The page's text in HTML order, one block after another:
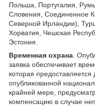
Польша, Португалия,
Словения, Соединенное
Северной Ирландии),
Хорватия, Чешская
Эстония.
Временная охрана .
заявка обеспечивает
которая
опубликованной
крайней мере,
компенсацию в случае